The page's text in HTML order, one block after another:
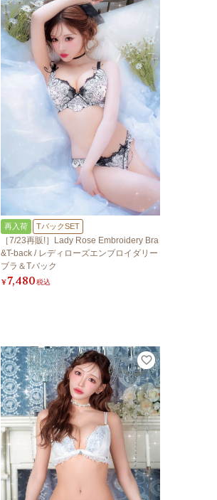
再入荷 TバックSET
［7/23再販!］Lady Rose Embroidery Bra
&T-back / レディローズエンブロイダリー
ブラ＆Tバック
¥7,480税込